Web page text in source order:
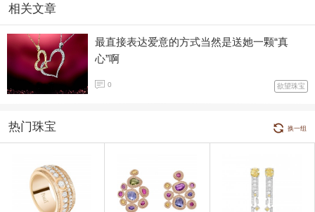
相关文章
最直接表达爱意的方式当然是送她一颗“真
心”啊
0 欲望珠宝
热门珠宝 换一组